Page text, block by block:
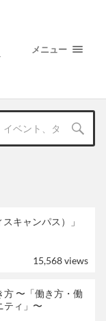
メニュー
キャンパス）」
15,568 views
〜「働き方・働
ティ」〜